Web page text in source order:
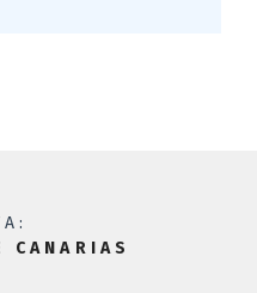
CANARIAS